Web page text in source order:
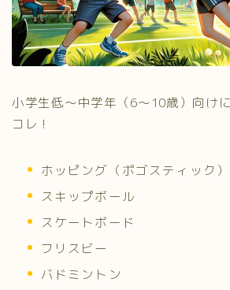
小学生低～中学年（6～10歳）向け
コレ！
ホッピング（ポゴスティック）
スキップボール
スケートボード
フリスビー
バドミントン